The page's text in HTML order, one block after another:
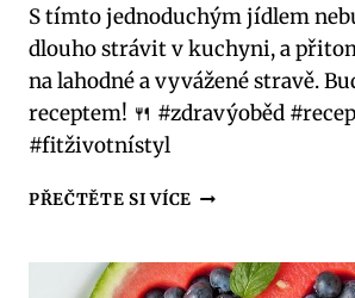
S tímto jednoduchým jídlem
dlouho strávit v kuchyni, a
na lahodné a vyvážené stravě.
receptem! 🍴 #zdravýoběd
#fitživotnístyl
PŘEČTĚTE SI VÍCE ZDRAVÝ
MLETÉHO
MASA: